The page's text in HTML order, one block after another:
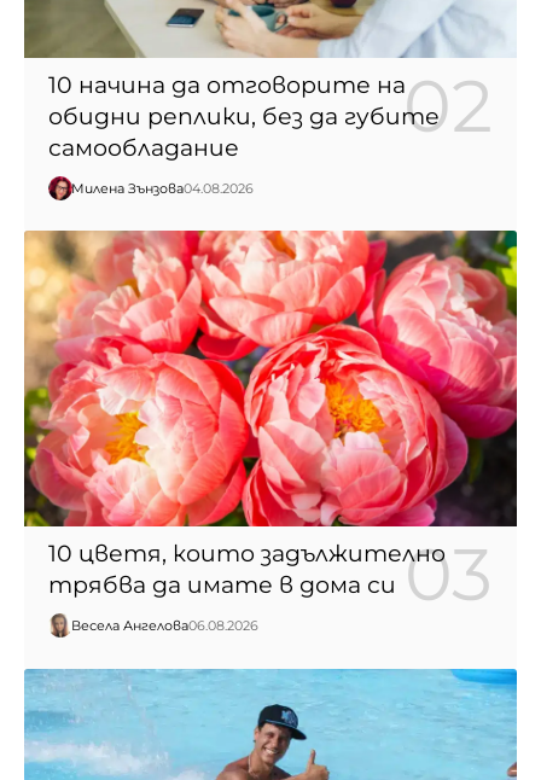
10 начина да отговорите на
обидни реплики, без да губите
самообладание
Милена Зънзова04.08.2026
10 цветя, които задължително
трябва да имате в дома си
Весела Ангелова06.08.2026